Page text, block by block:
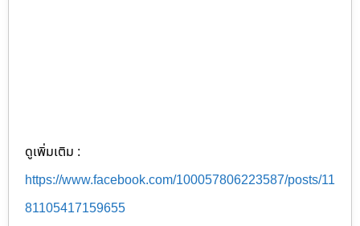
ดูเพิ่มเติม :
https://www.facebook.com/100057806223587/posts/11
81105417159655